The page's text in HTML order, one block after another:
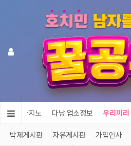
어 & 카지노 다낭 업소정보 우리끼리
박제게시판 자유게시판 가입인사